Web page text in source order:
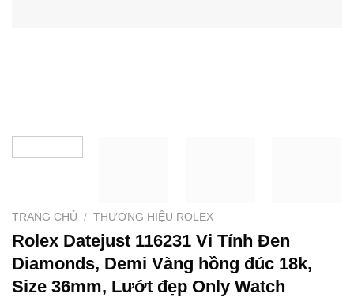
TRANG CHỦ / THƯƠNG HIỆU ROLEX
Rolex Datejust 116231 Vi Tính Đen
Diamonds, Demi Vàng hồng đúc 18k,
Size 36mm, Lướt đẹp Only Watch